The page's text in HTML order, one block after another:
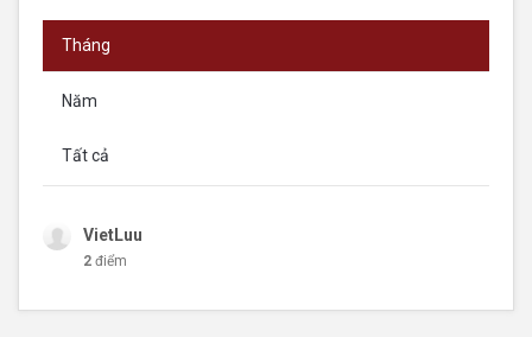
Tháng
Năm
Tất cả
VietLuu
2 điểm